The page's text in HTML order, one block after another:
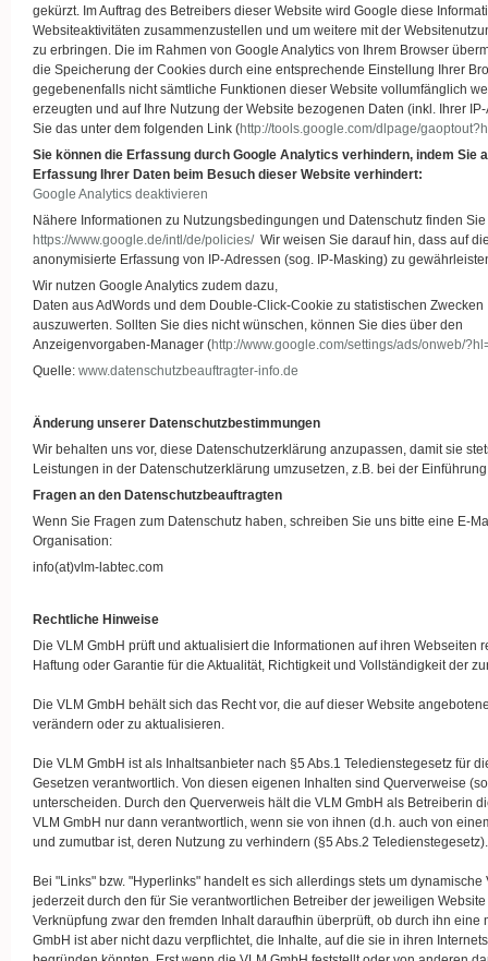
gekürzt. Im Auftrag des Betreibers dieser Website wird Google diese
Websiteaktivitäten zusammenzustellen und um weitere mit der
zu erbringen. Die im Rahmen von Google Analytics von Ihrem Browser
die Speicherung der Cookies durch eine entsprechende Einstellung Ihrer
gegebenenfalls nicht sämtliche Funktionen dieser Website vollumfänglich
erzeugten und auf Ihre Nutzung der Website bezogenen Daten (inkl. Ihrer
Sie das unter dem folgenden Link (http://tools.google.com/dlpage/
Sie können die Erfassung durch Google Analytics verhindern, indem
Erfassung Ihrer Daten beim Besuch dieser Website verhindert:
Google Analytics deaktivieren
Nähere Informationen zu Nutzungsbedingungen und Datenschutz finden
https://www.google.de/intl/de/policies/Wir weisen Sie darauf hin, dass auf
anonymisierte Erfassung von IP-Adressen (sog. IP-Masking) zu
Wir nutzen Google Analytics zudem dazu,
Daten aus AdWords und dem Double-Click-Cookie zu statistischen Zwecken
auszuwerten. Sollten Sie dies nicht wünschen, können Sie dies über den
Anzeigenvorgaben-Manager (http://www.google.com/settings/ads/onweb/
Quelle: www.datenschutzbeauftragter-info.de
Änderung unserer Datenschutzbestimmungen
Wir behalten uns vor, diese Datenschutzerklärung anzupassen, damit sie
Leistungen in der Datenschutzerklärung umzusetzen, z.B. bei der
Fragen an den Datenschutzbeauftragten
Wenn Sie Fragen zum Datenschutz haben, schreiben Sie uns bitte eine E-
Organisation:
info(at)vlm-labtec.com
Rechtliche Hinweise
Die VLM GmbH prüft und aktualisiert die Informationen auf ihren
Haftung oder Garantie für die Aktualität, Richtigkeit und Vollständigkeit der
Die VLM GmbH behält sich das Recht vor, die auf dieser Website
verändern oder zu aktualisieren.
Die VLM GmbH ist als Inhaltsanbieter nach §5 Abs.1 Teledienstegesetz für
Gesetzen verantwortlich. Von diesen eigenen Inhalten sind Querverweise
unterscheiden. Durch den Querverweis hält die VLM GmbH als Betreiberin
VLM GmbH nur dann verantwortlich, wenn sie von ihnen (d.h. auch von
und zumutbar ist, deren Nutzung zu verhindern (§5 Abs.2 Teledienstegesetz).
Bei "Links" bzw. "Hyperlinks" handelt es sich allerdings stets um
jederzeit durch den für Sie verantwortlichen Betreiber der jeweiligen
Verknüpfung zwar den fremden Inhalt daraufhin überprüft, ob durch ihn
GmbH ist aber nicht dazu verpflichtet, die Inhalte, auf die sie in ihren